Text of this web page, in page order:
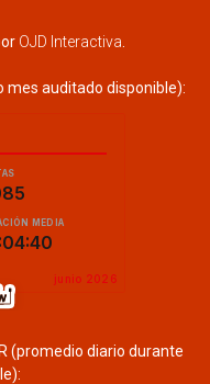
OJD Interactiva
mes auditado disponible):
(promedio diario durante